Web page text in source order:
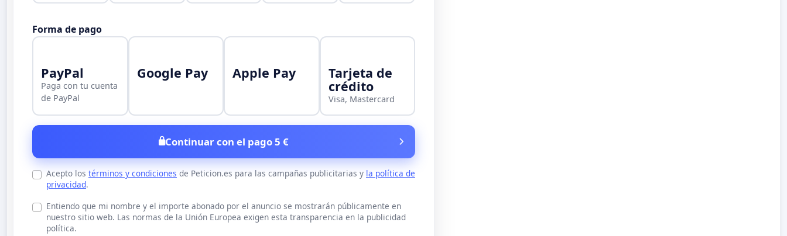
Forma de pago
PayPal
Paga con tu cuenta
de PayPal
Google Pay Apple Pay Tarjeta de
crédito
Visa, Mastercard
Continuar con el pago 5 €
Acepto los términos y condiciones de Peticion.es para las campañas publicitarias y la política de
privacidad.
Entiendo que mi nombre y el importe abonado por el anuncio se mostrarán públicamente en
nuestro sitio web. Las normas de la Unión Europea exigen esta transparencia en la publicidad
política.